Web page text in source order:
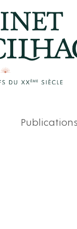
Publications